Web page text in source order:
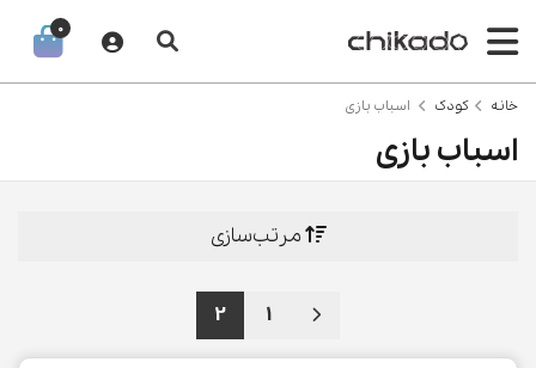
0
خانه کودک اسباب بازی
اسباب بازی
مرتب‌سازی
1
2